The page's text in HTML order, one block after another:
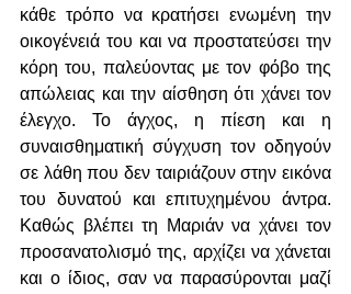
κάθε τρόπο να κρατήσει ενωμένη την
οικογένειά του και να προστατεύσει την
κόρη του, παλεύοντας με τον φόβο της
απώλειας και την αίσθηση ότι χάνει τον
έλεγχο. Το άγχος, η πίεση και η
συναισθηματική σύγχυση τον οδηγούν
σε λάθη που δεν ταιριάζουν στην εικόνα
του δυνατού και επιτυχημένου άντρα.
Καθώς βλέπει τη Μαριάν να χάνει τον
προσανατολισμό της, αρχίζει να χάνεται
και ο ίδιος, σαν να παρασύρονται μαζί